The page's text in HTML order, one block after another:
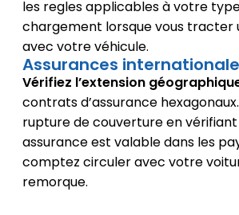
les regles applicables à votre
chargement lorsque vous tracter
avec votre véhicule.
Assurances
Vérifiez l’extension
contrats d’assurance
rupture de couverture en
assurance est valable dans les
comptez circuler avec votre
remorque.